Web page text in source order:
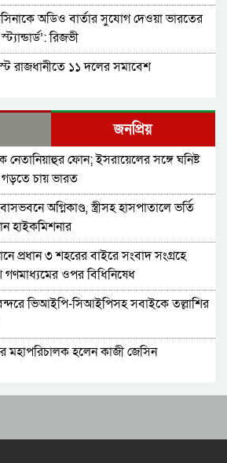
অডিও বার্তার সুযোগ দেওয়া ভারতের
রিজভী
রাজধানীতে ১১ দলের সমাবেশ
সঙ্গে সংবাদ সম্মেলনে থাকছেন সজীব
জয়
দুই বছর: ৫ অগাস্ট ‘ভার্চুয়ালি সামনে
হাসিনা
প্রাইভেটকারে বিশেষ কৌশলে লুকানো ১৬
ইয়াবাসহ গ্রেফতার- ৪
লিয়াজোঁ কমিটির বৈঠক, ৫ আগস্ট সমাবেশ
আমাদের কাছে নববধূর চুড়ির মতো: কাদের
‘গণহত্যা’ মামলায় লতিফ সিদ্দিকী গ্রেপ্তার
জনপ্রিয়
নেতানিয়াহুর ফোন; ইসরায়েলের সঙ্গে ঘনিষ্ট
চায় ভারত
অগ্নিকাণ্ড, স্ত্রীসহ হাসপাতালে ভর্তি
হাইকমিশনার
প্রধান ৩ শহরের বাইরে সংবাদ সংগ্রহে
গণমাধ্যমের ওপর বিধিনিষেধ
ভিআইপি-সিআইপিসহ সবাইকে তল্লাশির
মহাপরিচালক হলেন কাজী জেসিন
করে আনা হচ্ছে নতুন বাহিনী